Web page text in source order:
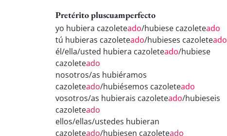
Pretérito pluscuamperfecto
yo hubiera cazoleteado/hubiese cazoleteado
tú hubieras cazoleteado/hubieses cazoleteado
él/ella/usted hubiera cazoleteado/hubiese
cazoleteado
nosotros/as hubiéramos
cazoleteado/hubiésemos cazoleteado
vosotros/as hubierais cazoleteado/hubieseis
cazoleteado
ellos/ellas/ustedes hubieran
cazoleteado/hubiesen cazoleteado